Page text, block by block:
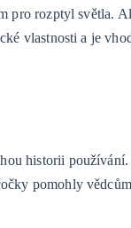
pro rozptyl světla.
vlastnosti a je
historii
pomohly